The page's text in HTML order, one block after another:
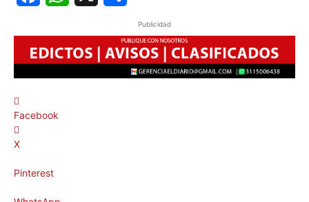
Publicidad
Facebook
X
Pinterest